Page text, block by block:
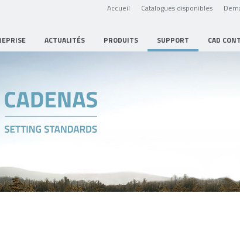
Accueil Catalogues disponibles
ACTUALITÉS PRODUITS SUPPORT CAD